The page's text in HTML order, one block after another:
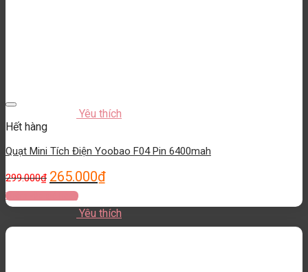
Yêu thích
Hết hàng
Quạt Mini Tích Điện Yoobao F04 Pin 6400mah
299.000₫ 265.000₫
Thêm vào giỏ hàng
Yêu thích